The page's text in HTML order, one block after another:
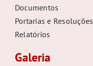
Documentos
Portarias e Resoluções
Relatórios
Galeria